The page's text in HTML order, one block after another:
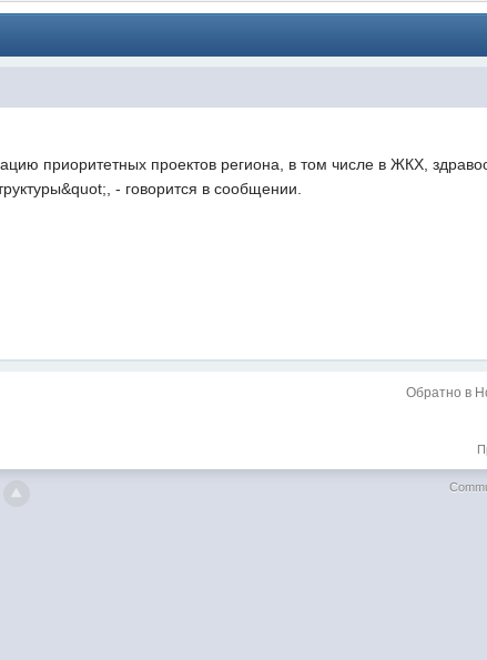
приоритетных проектов региона, в том числе в ЖКХ,
- говорится в сообщении.
Обратно в